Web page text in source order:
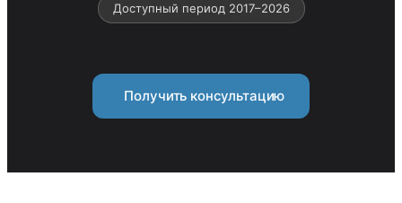
Доступный период 2017–2026
Получить консультацию